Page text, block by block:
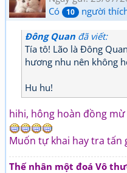
Có
10 người
Đông Quan đã viết:
Tía tô! Lão là Đông
hương nhu nên không
Hu hu!
hihi, hông hoàn đồng
Muốn tự khai hay tra tấn
Thế nhân một đoá Vô